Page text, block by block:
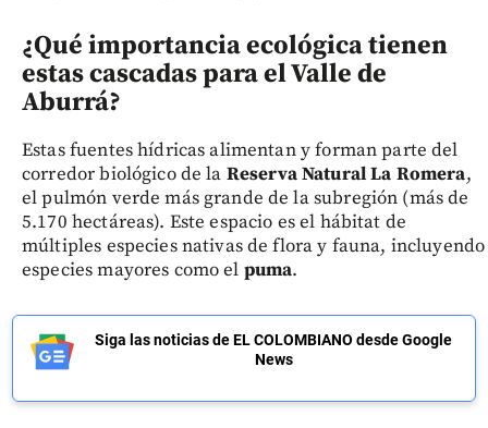
¿Qué importancia ecológica tienen
estas cascadas para el Valle de
Aburrá?
Estas fuentes hídricas alimentan y forman parte del
corredor biológico de la Reserva Natural La Romera,
el pulmón verde más grande de la subregión (más de
5.170 hectáreas). Este espacio es el hábitat de
múltiples especies nativas de flora y fauna, incluyendo
especies mayores como el puma.
Siga las noticias de EL COLOMBIANO desde Google
News